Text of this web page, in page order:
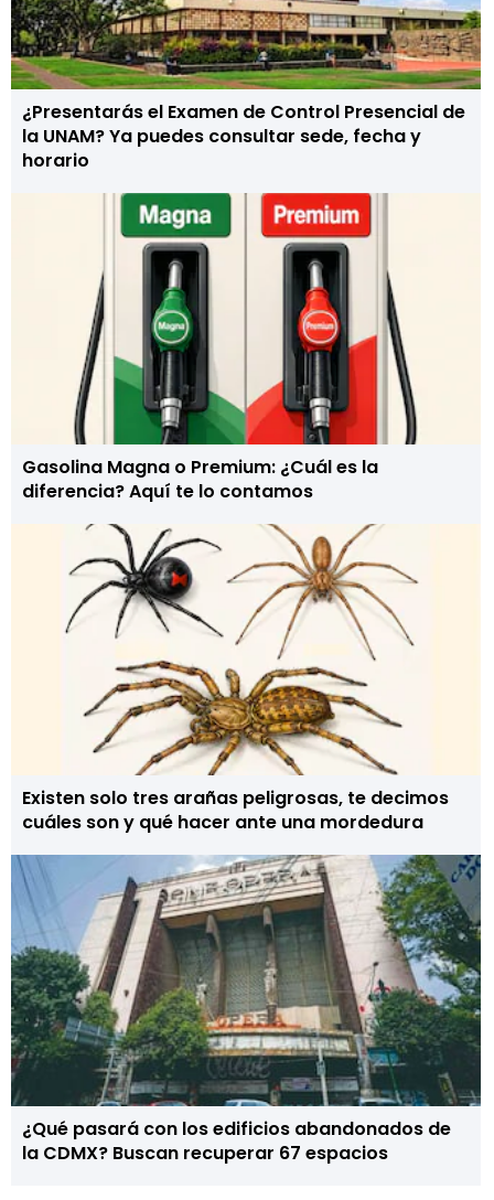
¿Presentarás el Examen de Control Presencial de
la UNAM? Ya puedes consultar sede, fecha y
horario
Gasolina Magna o Premium: ¿Cuál es la
diferencia? Aquí te lo contamos
Existen solo tres arañas peligrosas, te decimos
cuáles son y qué hacer ante una mordedura
¿Qué pasará con los edificios abandonados de
la CDMX? Buscan recuperar 67 espacios